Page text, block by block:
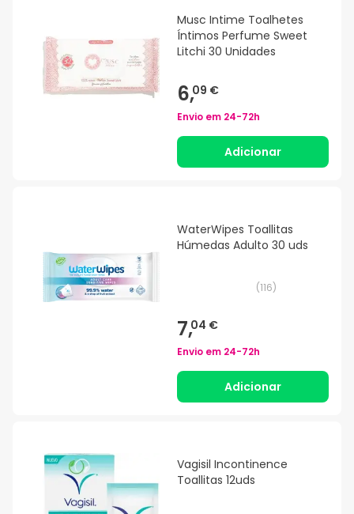
Musc Intime Toalhetes
Íntimos Perfume Sweet
Litchi 30 Unidades
6,09 €
Envio em 24-72h
Adicionar
WaterWipes Toallitas
Húmedas Adulto 30 uds
(116)
7,04 €
Envio em 24-72h
Adicionar
Vagisil Incontinence
Toallitas 12uds